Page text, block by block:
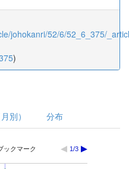
johokanri/52/6/52_6_375/
)
別） 分布
ックマーク 1/3